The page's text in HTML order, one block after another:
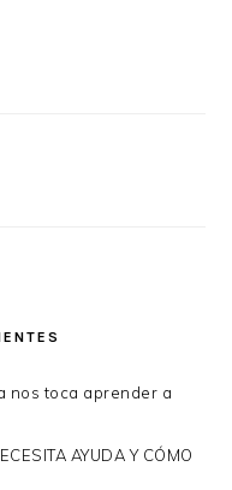
nos toca aprender a
AYUDA Y CÓMO